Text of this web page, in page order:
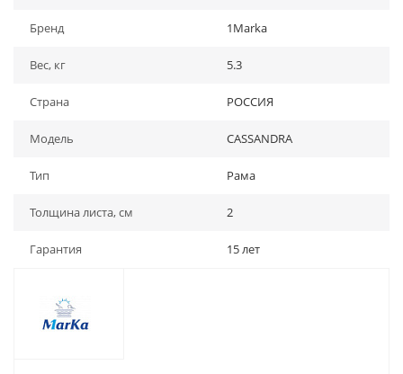
Бренд 1Marka
Вес, кг 5.3
Страна РОССИЯ
Модель CASSANDRA
Тип Рама
Толщина листа, см 2
Гарантия 15 лет